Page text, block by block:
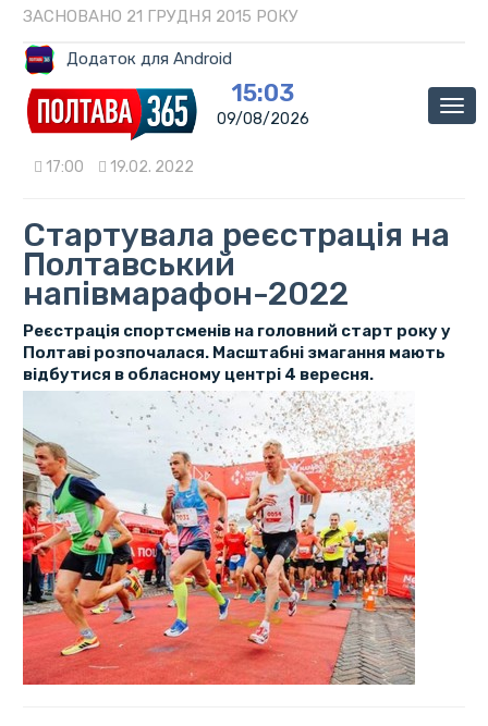
ЗАСНОВАНО 21 ГРУДНЯ 2015 РОКУ
Додаток для Android
15:03
09/08/2026
17:00 19.02. 2022
Стартувала реєстрація на
Полтавський
напівмарафон-2022
Реєстрація спортсменів на головний старт року у
Полтаві розпочалася. Масштабні змагання мають
відбутися в обласному центрі 4 вересня.